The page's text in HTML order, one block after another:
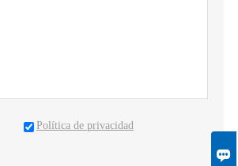

Política de privacidad